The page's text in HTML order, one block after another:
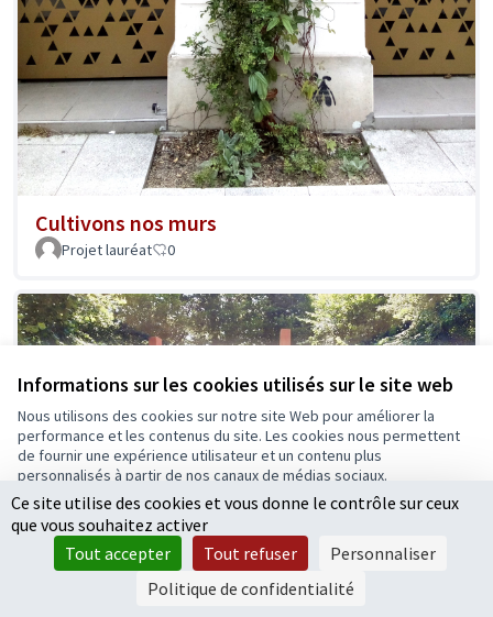
Informations sur les cookies utilisés sur le site web
Nous utilisons des cookies sur notre site Web pour améliorer la
performance et les contenus du site. Les cookies nous permettent
de fournir une expérience utilisateur et un contenu plus
personnalisés à partir de nos canaux de médias sociaux.
Tout accepter
Accepter seulement les cookies essentiels
Paramètres
Cultivons nos murs
Projet lauréat 0
Ce site utilise des cookies et vous donne le contrôle sur ceux
que vous souhaitez activer
Tout accepter
Tout refuser
Personnaliser
Politique de confidentialité